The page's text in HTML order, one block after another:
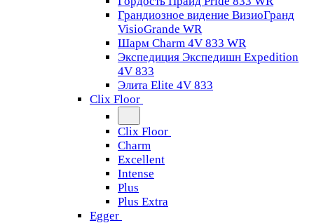
Грандиозное видение ВизиоГранд
VisioGrande WR
Шарм Charm 4V 833 WR
Экспедиция Экспедишн Expedition
4V 833
Элита Elite 4V 833
Clix Floor
Clix Floor
Charm
Excellent
Intense
Plus
Plus Extra
Egger